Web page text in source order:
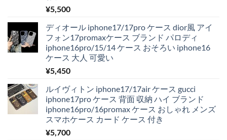
¥5,500
ディオール iphone17/17pro ケース dior風 アイ
フォン17promaxケース ブランド パロディ
iphone16pro/15/14 ケース おそろい iphone16
ケース 大人 可愛い
¥5,450
ルイヴィトン iphone17/17air ケース gucci
iphone17pro ケース 背面 収納 ハイ ブランド
iphone16pro/16promax ケース おしゃれ メンズ
スマホケース カード ケース 付き
¥5,700